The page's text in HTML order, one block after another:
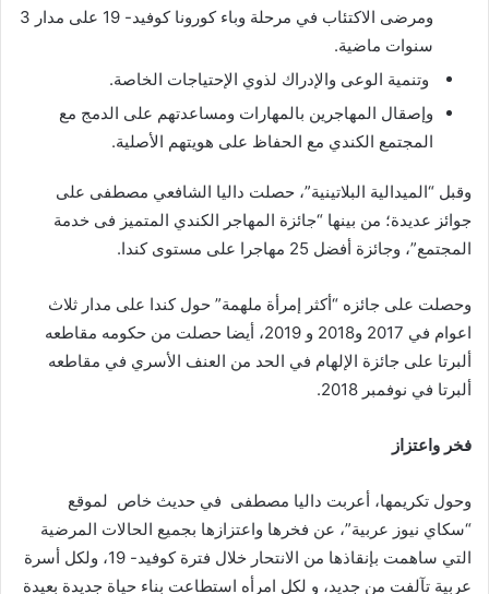
ومرضى الاكتئاب في مرحلة وباء كورونا كوفيد- 19 على مدار 3
سنوات ماضية.
وتنمية الوعى والإدراك لذوي الإحتياجات الخاصة.
وإصقال المهاجرين بالمهارات ومساعدتهم على الدمج مع
المجتمع الكندي مع الحفاظ على هويتهم الأصلية.
وقبل “الميدالية البلاتينية”، حصلت داليا الشافعي مصطفى على
جوائز عديدة؛ من بينها “جائزة المهاجر الكندي المتميز فى خدمة
المجتمع”، وجائزة أفضل 25 مهاجرا على مستوى كندا.
وحصلت على جائزه “أكثر إمرأة ملهمة” حول كندا على مدار ثلاث
اعوام في 2017 و2018 و 2019، أيضا حصلت من حكومه مقاطعه
ألبرتا على جائزة الإلهام في الحد من العنف الأسري في مقاطعه
ألبرتا في نوفمبر 2018.
فخر واعتزاز
وحول تكريمها، أعربت داليا مصطفى في حديث خاص لموقع
“سكاي نيوز عربية”، عن فخرها واعتزازها بجميع الحالات المرضية
التي ساهمت بإنقاذها من الانتحار خلال فترة كوفيد- 19، ولكل أسرة
عربية تآلفت من جديد، و لكل امرأه استطاعت بناء حياة جديدة بعيدة